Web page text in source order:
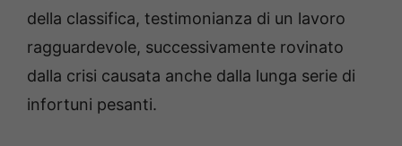
della classifica, testimonianza di un lavoro
ragguardevole, successivamente rovinato
dalla crisi causata anche dalla lunga serie di
infortuni pesanti.